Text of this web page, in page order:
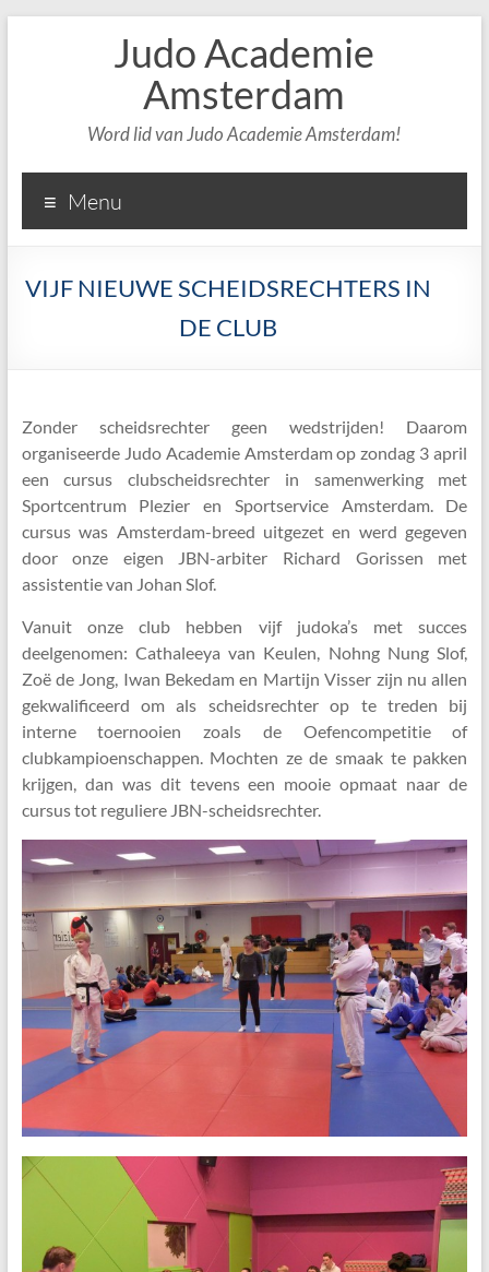
Judo Academie
Amsterdam
Word lid van Judo Academie Amsterdam!
Menu
VIJF NIEUWE SCHEIDSRECHTERS IN
DE CLUB
Zonder scheidsrechter geen wedstrijden! Daarom
organiseerde Judo Academie Amsterdam op zondag 3 april
een cursus clubscheidsrechter in samenwerking met
Sportcentrum Plezier en Sportservice Amsterdam. De
cursus was Amsterdam-breed uitgezet en werd gegeven
door onze eigen JBN-arbiter Richard Gorissen met
assistentie van Johan Slof.
Vanuit onze club hebben vijf judoka’s met succes
deelgenomen: Cathaleeya van Keulen, Nohng Nung Slof,
Zoë de Jong, Iwan Bekedam en Martijn Visser zijn nu allen
gekwalificeerd om als scheidsrechter op te treden bij
interne toernooien zoals de Oefencompetitie of
clubkampioenschappen. Mochten ze de smaak te pakken
krijgen, dan was dit tevens een mooie opmaat naar de
cursus tot reguliere JBN-scheidsrechter.